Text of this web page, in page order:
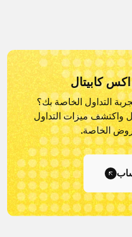
اكس كابيتال
التداول الخاصة بك؟
واكتشف ميزات التداول
الخاصة.